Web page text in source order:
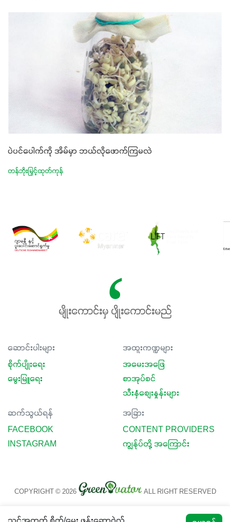
ပဲပင်ပေါက်ကို အိမ်မှာ ဘယ်လိုဖောက်ကြမလဲ
တန်ဘိုးမြှင့်ထုတ်ကုန်
မျိုးကောင်းမှ ပျိုးကောင်းမည်
ဆောင်းပါးများ
စိုက်ပျိုးရေး
မွေးမြူရေး
အထူးကဏ္ဍများ
အမေးအဖြေ
စာအုပ်စင်
သီးနှံစျေးနှုန်းများ
ဆက်သွယ်ရန်
FACEBOOK
INSTAGRAM
အခြား
CONTENT PROVIDERS
ကျွန်ုပ်တို့ အကြောင်း
COPYRIGHT © 2026 ALL RIGHT RESERVED